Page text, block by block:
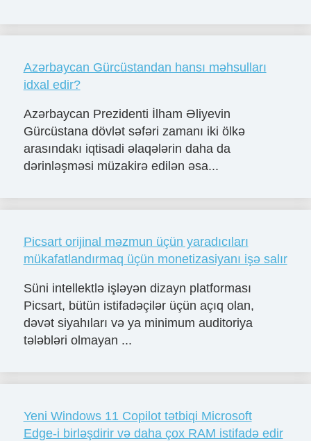
Azərbaycan Gürcüstandan hansı məhsulları
idxal edir?
Azərbaycan Prezidenti İlham Əliyevin
Gürcüstana dövlət səfəri zamanı iki ölkə
arasındakı iqtisadi əlaqələrin daha da
dərinləşməsi müzakirə edilən əsa...
Picsart orijinal məzmun üçün yaradıcıları
mükafatlandırmaq üçün monetizasiyanı işə salır
Süni intellektlə işləyən dizayn platforması
Picsart, bütün istifadəçilər üçün açıq olan,
dəvət siyahıları və ya minimum auditoriya
tələbləri olmayan ...
Yeni Windows 11 Copilot tətbiqi Microsoft
Edge-i birləşdirir və daha çox RAM istifadə edir